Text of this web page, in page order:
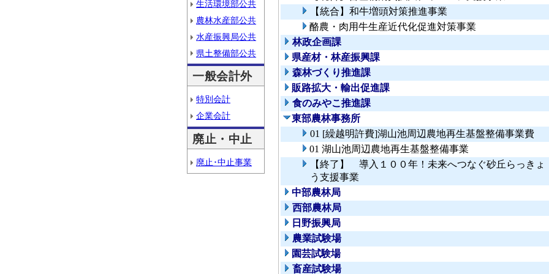
生活環境部公共
農林水産部公共
水産振興局公共
県土整備部公共
一般会計外
特別会計
企業会計
廃止・中止
廃止･中止事業
【統合】和牛増頭対策推進事業
酪農・肉用牛生産近代化促進対策事業
林政企画課
県産材・林産振興課
森林づくり推進課
販路拡大・輸出促進課
食のみやこ推進課
東部農林事務所
01 [繰越明許費]湖山池周辺農地再生基盤整備事業費
01 湖山池周辺農地再生基盤整備事業
【終了】 導入１００年！未来へつなぐ砂丘らっきょ
う支援事業
中部農林局
西部農林局
日野振興局
農業試験場
園芸試験場
畜産試験場